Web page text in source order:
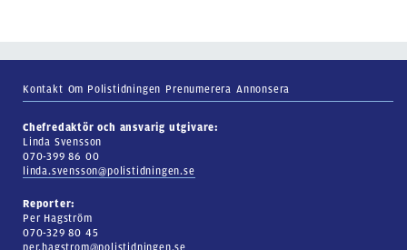
Kontakt Om Polistidningen Prenumerera Annonsera
Chefredaktör och ansvarig utgivare:
Linda Svensson
070-399 86 00
linda.svensson@polistidningen.se
Reporter:
Per Hagström
070-329 80 45
per.hagstrom@polistidningen.se